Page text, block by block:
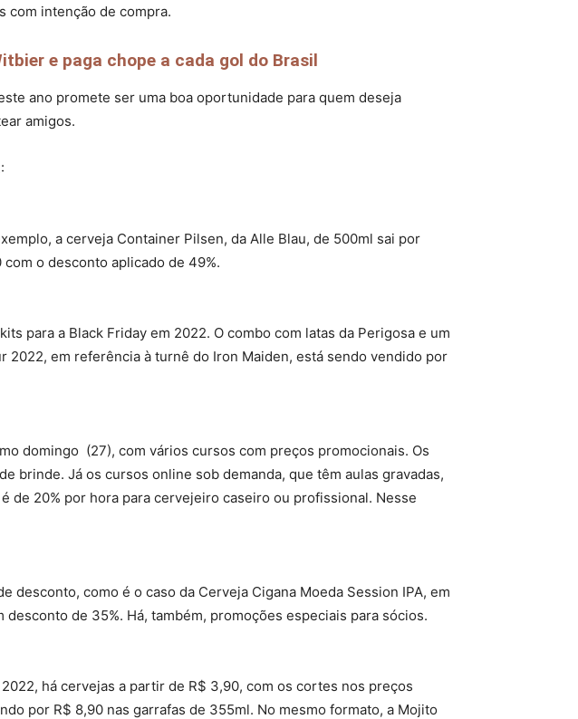
com intenção de compra.
e paga chope a cada gol do Brasil
ano promete ser uma boa oportunidade para quem deseja
amigos.
a cerveja Container Pilsen, da Alle Blau, de 500ml sai por
o desconto aplicado de 49%.
para a Black Friday em 2022. O combo com latas da Perigosa e um
2022, em referência à turnê do Iron Maiden, está sendo vendido por
domingo (27), com vários cursos com preços promocionais. Os
brinde. Já os cursos online sob demanda, que têm aulas gravadas,
de 20% por hora para cervejeiro caseiro ou profissional. Nesse
desconto, como é o caso da Cerveja Cigana Moeda Session IPA, em
de 35%. Há, também, promoções especiais para sócios.
há cervejas a partir de R$ 3,90, com os cortes nos preços
por R$ 8,90 nas garrafas de 355ml. No mesmo formato, a Mojito